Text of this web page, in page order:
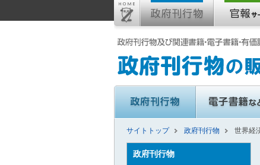
サイトトップ 政府刊行物 世界経
政府刊行物